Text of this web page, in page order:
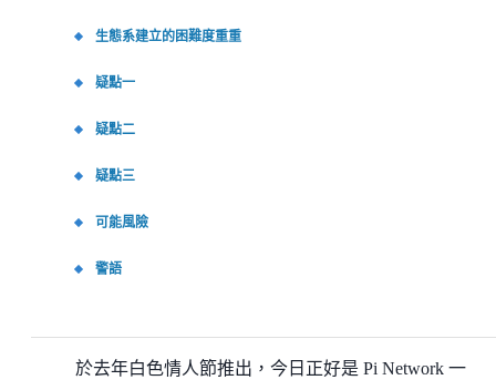
生態系建立的困難度重重
疑點一
疑點二
疑點三
可能風險
警語
於去年白色情人節推出，今日正好是 Pi Network 一